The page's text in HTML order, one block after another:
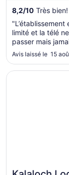
8,2/10 Très
limité et la télé
passer mais
prix payé."
Avis laissé le 15
S’ouvre dans
Kalaloch Lodge